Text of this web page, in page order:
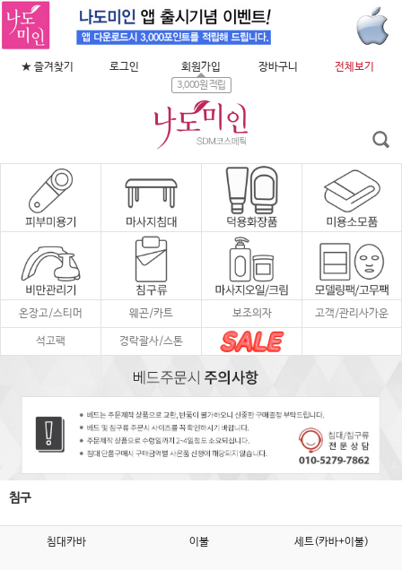
★ 즐겨찾기 로그인 회원가입
3,000원 적립
장바구니 전체보기
온장고/스티머 웨곤/카트 보조의자 고객/관리사가운
석고팩 경락괄사/스톤
침구
침대카바 이불 세트(카바+이불)